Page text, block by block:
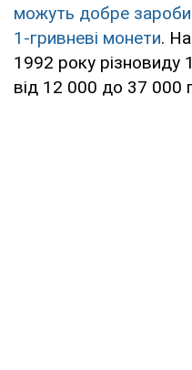
можуть добре
1-гривневі монети.
1992 року різновиду
від 12 000 до 37 000